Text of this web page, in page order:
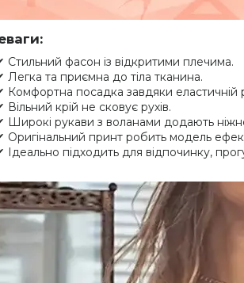
Стильний фасон із відкритими плечима.
Легка та приємна до тіла тканина.
Комфортна посадка завдяки еластичній
Вільний крій не сковує рухів.
Широкі рукави з воланами додають
Оригінальний принт робить модель
Ідеально підходить для відпочинку,